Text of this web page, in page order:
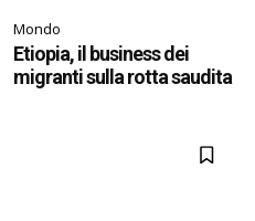
Mondo
Etiopia, il business dei
migranti sulla rotta saudita